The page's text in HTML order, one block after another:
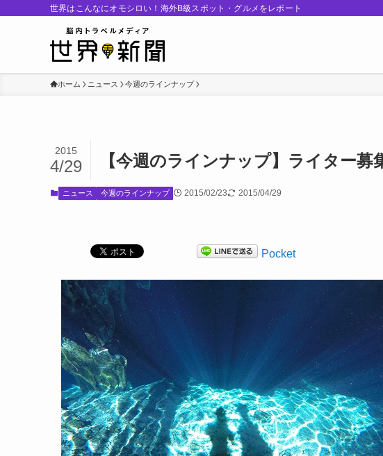
世界はこんなにオモシロい！海外B級スポット・グルメをレポート
ホーム ニュース 今週のラインナップ
【今週のラインナップ】ライター募
2015
4/29
ニュース 今週のラインナップ 2015/02/23 2015/04/29
Pocket